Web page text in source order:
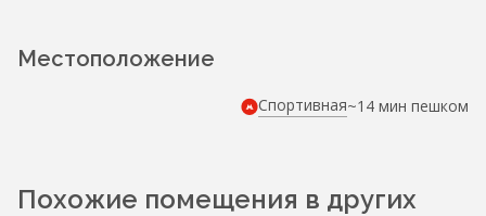
Местоположение
Спортивная~14 мин пешком
Похожие помещения в других